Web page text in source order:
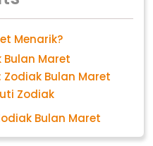
Menarik?
Bulan Maret
Bulan Maret
Zodiak
Bulan Maret